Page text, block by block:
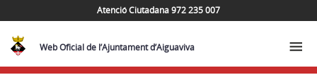
Atenció Ciutadana 972 235 007
Web Oficial de l’Ajuntament d’Aiguaviva